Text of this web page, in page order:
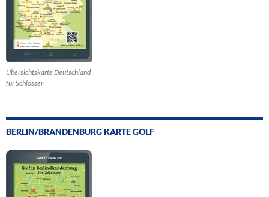
Übersichtskarte Deutschland
für Schlösser
BERLIN/BRANDENBURG KARTE GOLF